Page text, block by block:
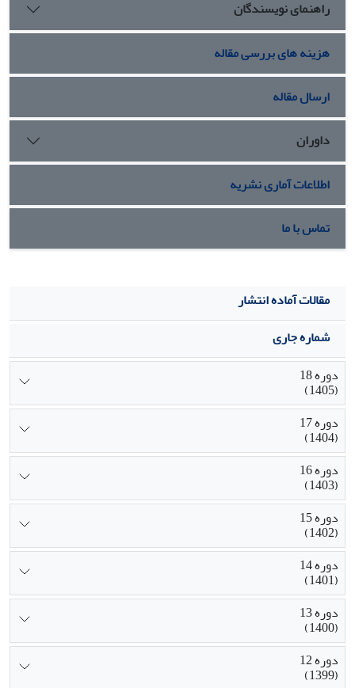
نیاز، در نبرد با سپاه دشمن حاضر می شدند و در بسیاری از موارد،
جنگ را به نفع سپاه خویش تغییر می‌دادند.
راهنمای نویسندگان
هزینه های بررسی مقاله
ارسال مقاله
داوران
اطلاعات آماری نشریه
تماس با ما
مقالات آماده انتشار
شماره جاری
دوره 18
(1405)
دوره 17
(1404)
دوره 16
(1403)
دوره 15
(1402)
دوره 14
(1401)
دوره 13
(1400)
دوره 12
(1399)